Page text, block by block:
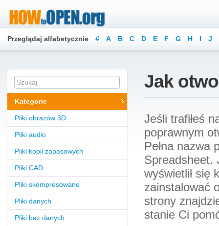
Przeglądaj alfabetycznie # A B C D E F G H I J
Kategorie
Pliki obrazów 3D
Pliki audio
Pliki kopii zapasowych
Pliki CAD
Pliki skompresowane
Pliki danych
Pliki baz danych
Jak
Jeśli trafiłeś
poprawnym
Pełna nazwa
Spreadsheet.
wyświetlił się
zainstalować
strony
stanie Ci